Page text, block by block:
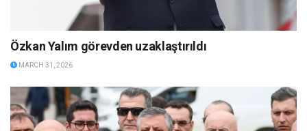
Özkan Yalım görevden uzaklaştırıldı
MARCH 31, 2026